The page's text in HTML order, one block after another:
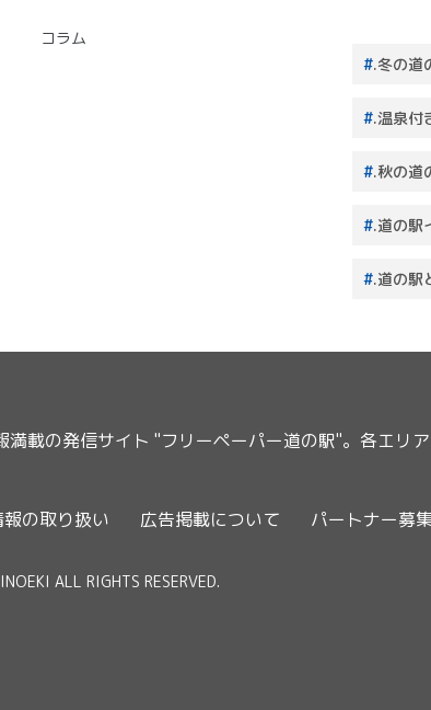
コラム
.冬の道
.温泉付
.秋の道
.道の駅
.道の駅
載の発信サイト "フリーペーパー道の駅"。各エリア
の取り扱い 広告掲載について パートナー募
ALL RIGHTS RESERVED.